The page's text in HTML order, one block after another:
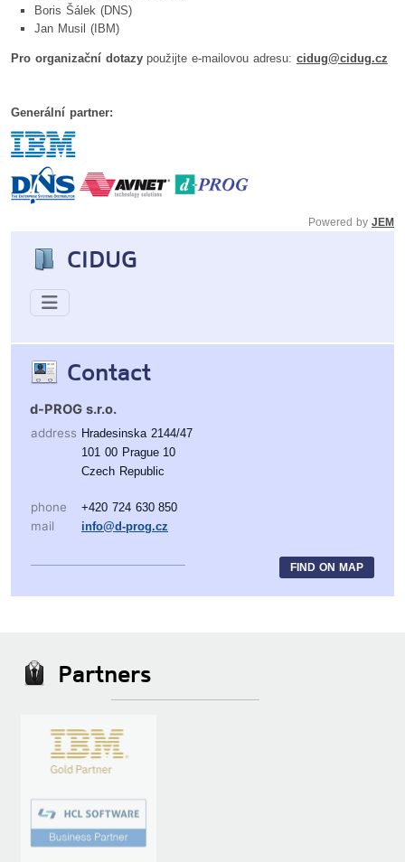
CIDUG
Contact
d-PROG s.r.o.
address Hradesinska 2144/47
101 00 Prague 10
Czech Republic
phone +420 724 630 850
mail info@d-prog.cz
FIND ON MAP
Boris Šálek (DNS)
Jan Musil (IBM)
Pro organizační dotazypoužijte e-mailovou adresu: cidug@cidug.cz
Generální partner:
Powered by JEM
Partners